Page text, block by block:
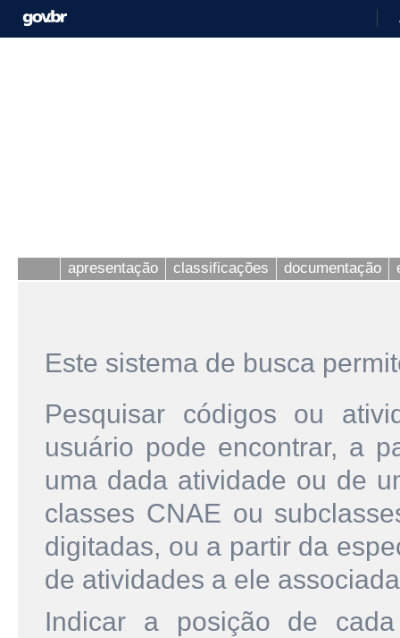
apresentação classificações documentação
Este sistema de busca
Pesquisar códigos ou
usuário pode encontrar, a
uma dada atividade ou de
classes CNAE ou
digitadas, ou a partir da
de atividades a ele
Indicar a posição de